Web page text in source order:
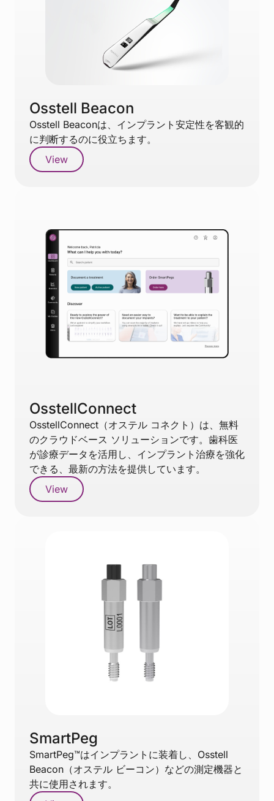
Osstell Beacon
Osstell Beaconは、インプラント安定性を客観的
に判断するのに役立ちます。
View
OsstellConnect
OsstellConnect（オステル コネクト）は、無料
のクラウドベース ソリューションです。歯科医
が診療データを活用し、インプラント治療を強化
できる、最新の方法を提供しています。
View
SmartPeg
SmartPeg™はインプラントに装着し、Osstell
Beacon（オステル ビーコン）などの測定機器と
共に使用されます。